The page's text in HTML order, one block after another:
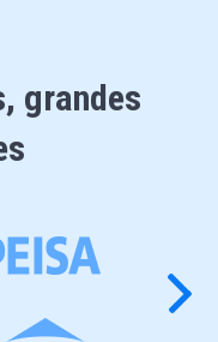
grandes